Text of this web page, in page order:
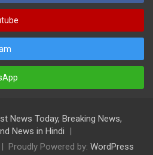
News Today, Breaking News,
News in Hindi
Proudly Powered by: WordPress